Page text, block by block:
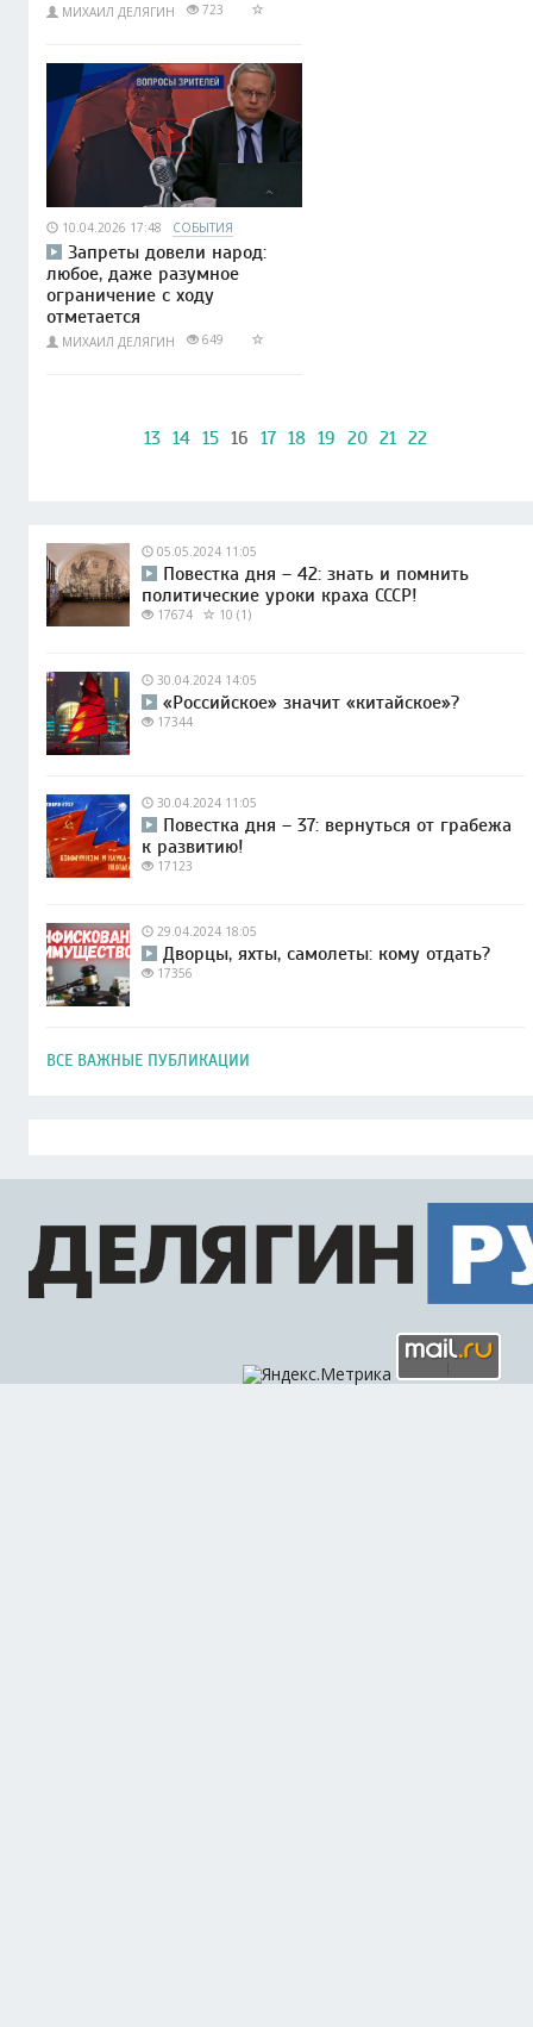
МИХАИЛ ДЕЛЯГИН 723
10.04.2026 17:48 СОБЫТИЯ
Запреты довели народ:
любое, даже разумное
ограничение с ходу
отметается
МИХАИЛ ДЕЛЯГИН 649
13 14 15 16 17 18 19 20 21 22
05.05.2024 11:05
Повестка дня – 42: знать и помнить
политические уроки краха СССР!
17674 10 (1)
30.04.2024 14:05
«Российское» значит «китайское»?
17344
30.04.2024 11:05
Повестка дня – 37: вернуться от грабежа
к развитию!
17123
29.04.2024 18:05
Дворцы, яхты, самолеты: кому отдать?
17356
ВСЕ ВАЖНЫЕ ПУБЛИКАЦИИ